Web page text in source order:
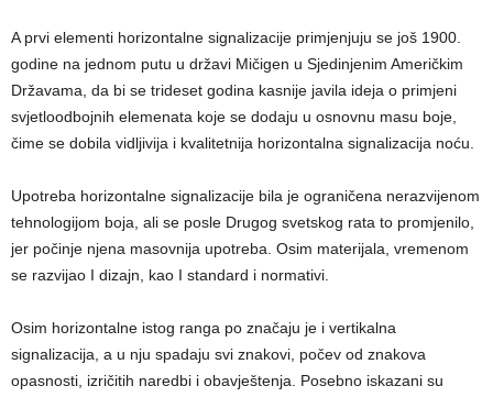
A prvi elementi horizontalne signalizacije primjenjuju se još 1900.
godine na jednom putu u državi Mičigen u Sjedinjenim Američkim
Državama, da bi se trideset godina kasnije javila ideja o primjeni
svjetloodbojnih elemenata koje se dodaju u osnovnu masu boje,
čime se dobila vidljivija i kvalitetnija horizontalna signalizacija noću.
Upotreba horizontalne signalizacije bila je ograničena nerazvijenom
tehnologijom boja, ali se posle Drugog svetskog rata to promjenilo,
jer počinje njena masovnija upotreba. Osim materijala, vremenom
se razvijao I dizajn, kao I standard i normativi.
Osim horizontalne istog ranga po značaju je i vertikalna
signalizacija, a u nju spadaju svi znakovi, počev od znakova
opasnosti, izričitih naredbi i obavještenja. Posebno iskazani su